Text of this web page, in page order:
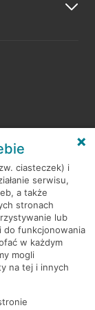
o wizycie.
ciasteczek) i
serwisu,
a także
stronach
lub
do funkcjonowania
w każdym
mogli
na tej i innych